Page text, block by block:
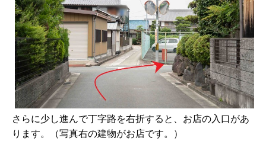
さらに少し進んで丁字路を右折すると、お店の入口があ
ります。（写真右の建物がお店です。）